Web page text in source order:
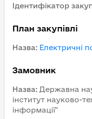
Ідентифікатор
План закупівлі
Назва: Електричні
Замовник
Назва: Державна
інститут науково-
інформації"